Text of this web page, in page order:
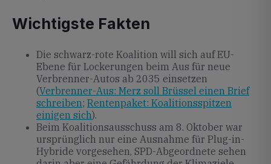
Wichtigste Fakten
Die schwarz-rote Koalition will sich auf EU-
Ebene für Lockerungen beim Aus für neue
Verbrenner-Autos ab 2035 einsetzen
(Verbrenner-Aus: Merz soll Brüssel einen Brief
schreiben; Rentenpaket: Koalitionsspitzen
einigen sich).
Beim Koalitionsausschuss am 8. Oktober war
ursprünglich nur eine Ausnahme für Plug-in-
Hybride vorgesehen, SPD-Abgeordnete sehen